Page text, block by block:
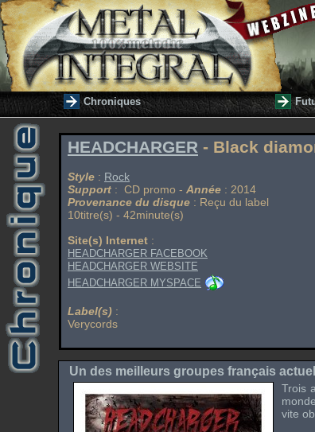
Chroniques
HEADCHARGER - Black
Style : Rock
Support : CD promo - Année : 2014
Provenance du disque : Reçu du label
10titre(s) - 42minute(s)
Site(s) Internet :
HEADCHARGER FACEBOOK
HEADCHARGER WEBSITE
HEADCHARGER MYSPACE
Label(s) :
Verycords
Un des meilleurs groupes français
Trois
vite